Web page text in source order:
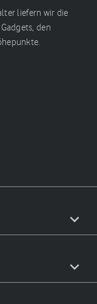
liefern wir die
den